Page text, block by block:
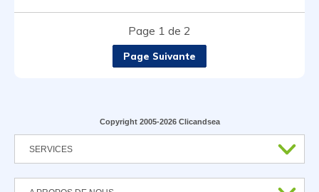
Page 1 de 2
Page Suivante
Copyright 2005-2026 Clicandsea
SERVICES